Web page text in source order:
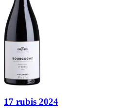
17 rubis 2024